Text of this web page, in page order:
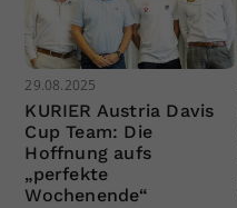
29.08.2025
KURIER Austria Davis
Cup Team: Die
Hoffnung aufs
„perfekte
Wochenende“